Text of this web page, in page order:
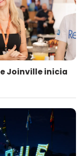
Joinville inicia